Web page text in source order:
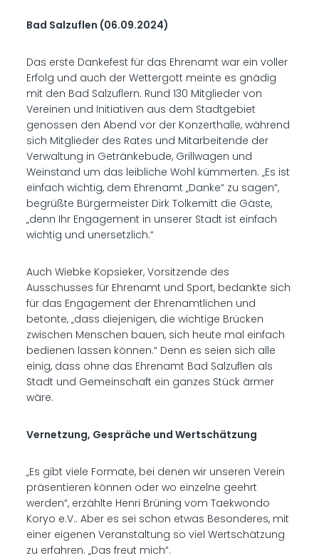
Bad Salzuflen (06.09.2024)
Das erste Dankefest für das Ehrenamt war ein voller
Erfolg und auch der Wettergott meinte es gnädig
mit den Bad Salzuflern. Rund 130 Mitglieder von
Vereinen und Initiativen aus dem Stadtgebiet
genossen den Abend vor der Konzerthalle, während
sich Mitglieder des Rates und Mitarbeitende der
Verwaltung in Getränkebude, Grillwagen und
Weinstand um das leibliche Wohl kümmerten. „Es ist
einfach wichtig, dem Ehrenamt „Danke“ zu sagen“,
begrüßte Bürgermeister Dirk Tolkemitt die Gäste,
„denn Ihr Engagement in unserer Stadt ist einfach
wichtig und unersetzlich.“
Auch Wiebke Kopsieker, Vorsitzende des
Ausschusses für Ehrenamt und Sport, bedankte sich
für das Engagement der Ehrenamtlichen und
betonte, „dass diejenigen, die wichtige Brücken
zwischen Menschen bauen, sich heute mal einfach
bedienen lassen können.“ Denn es seien sich alle
einig, dass ohne das Ehrenamt Bad Salzuflen als
Stadt und Gemeinschaft ein ganzes Stück ärmer
wäre.
Vernetzung, Gespräche und Wertschätzung
„Es gibt viele Formate, bei denen wir unseren Verein
präsentieren können oder wo einzelne geehrt
werden“, erzählte Henri Brüning vom Taekwondo
Koryo e.V.. Aber es sei schon etwas Besonderes, mit
einer eigenen Veranstaltung so viel Wertschätzung
zu erfahren. „Das freut mich“.